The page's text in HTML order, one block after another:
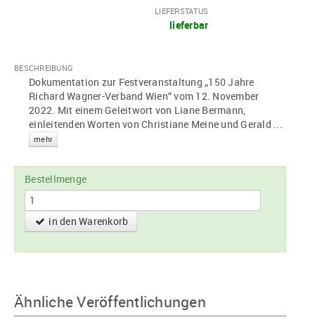
LIEFERSTATUS
lieferbar
BESCHREIBUNG
Dokumentation zur Festveranstaltung „150 Jahre
Richard Wagner-Verband Wien“ vom 12. November
2022. Mit einem Geleitwort von Liane Bermann,
einleitenden Worten von Christiane Meine und Gerald ...
mehr
Bestellmenge
in den Warenkorb
Ähnliche Veröffentlichungen